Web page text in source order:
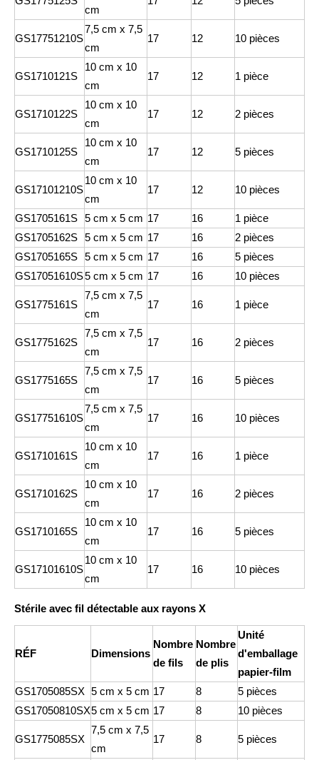
cm
GS17751210S
7,5 cm x 7,5
cm
17 12 10 pièces
GS1710121S
10 cm x 10
cm
17 12 1 pièce
GS1710122S
10 cm x 10
cm
17 12 2 pièces
GS1710125S
10 cm x 10
cm
17 12 5 pièces
GS17101210S
10 cm x 10
cm
17 12 10 pièces
GS1705161S 5 cm x 5 cm 17 16
1 pièce
GS1705162S 5 cm x 5 cm 17 16
2 pièces
GS1705165S 5 cm x 5 cm 17 16
5 pièces
GS17051610S5 cm x 5 cm 17 16 10 pièces
GS1775161S
7,5 cm x 7,5
cm
17 16 1 pièce
GS1775162S
7,5 cm x 7,5
cm
17 16 2 pièces
GS1775165S
7,5 cm x 7,5
cm
17 16 5 pièces
GS17751610S
7,5 cm x 7,5
cm
17 16 10 pièces
GS1710161S
10 cm x 10
cm
17 16 1 pièce
GS1710162S
10 cm x 10
cm
17 16 2 pièces
GS1710165S
10 cm x 10
cm
17 16 5 pièces
GS17101610S
10 cm x 10
cm
17 16 10 pièces
Stérile avec fil détectable aux rayons X
RÉF Dimensions
Nombre
de fils
Nombre
de plis
Unité
d'emballage
papier-film
GS1705085SX 5 cm x 5 cm 17 8
5 pièces
GS17050810SX5 cm x 5 cm 17 8 10 pièces
GS1775085SX
7,5 cm x 7,5
cm
17 8 5 pièces